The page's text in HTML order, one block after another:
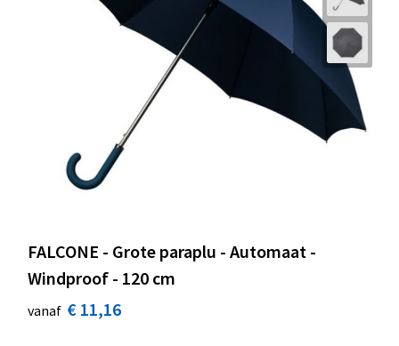
FALCONE - Grote paraplu - Automaat -
Windproof - 120 cm
vanaf € 11,16